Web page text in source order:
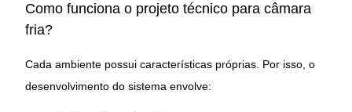
Como funciona o projeto técnico para câmara
fria?
Cada ambiente possui características próprias. Por isso, o
desenvolvimento do sistema envolve: